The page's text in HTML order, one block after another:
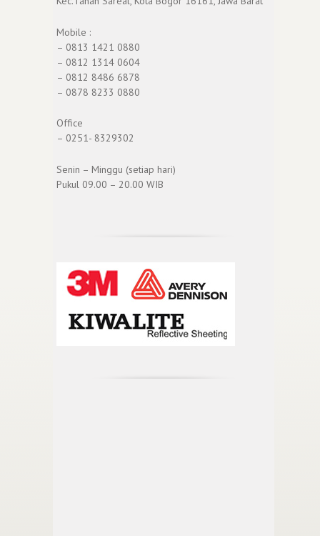
Mobile :
– 0813 1421 0880
– 0812 1314 0604
– 0812 8486 6878
– 0878 8233 0880
Office
– 0251- 8329302
Senin – Minggu (setiap hari)
Pukul 09.00 – 20.00 WIB